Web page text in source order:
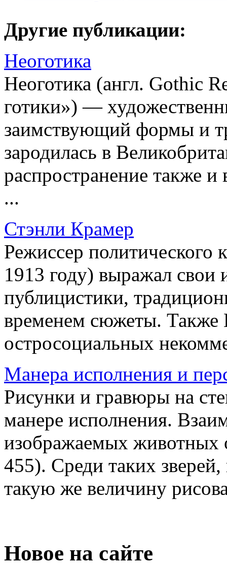
Другие публикации:
Неоготика
Неоготика (англ. Gothic
готики») —
заимствующий формы и
зародилась в
распространение также
...
Стэнли Крамер
Режиссер
1913 году) выражал свои
публицистики,
временем сюжеты.
остросоциальных
Манера исполнения и
Рисунки и гравюры на
манере исполнения.
изображаемых животных
455). Среди таких
такую же величину
Новое на сайте